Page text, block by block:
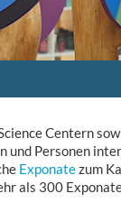
Centern
und Personen
Exponatezum
als 300